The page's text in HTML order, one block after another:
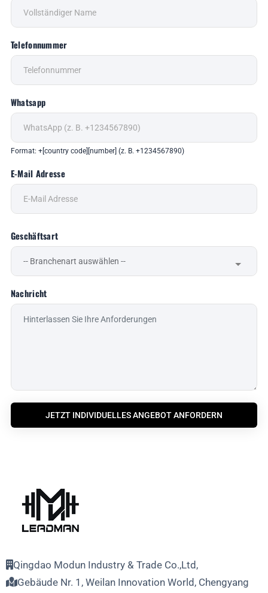
Telefonnummer
Whatsapp
Format: +[country code][number] (z. B. +1234567890)
E-Mail Adresse
Geschäftsart
Nachricht
JETZT INDIVIDUELLES ANGEBOT ANFORDERN
Qingdao Modun Industry & Trade Co.,Ltd,
Gebäude Nr. 1, Weilan Innovation World, Chengyang